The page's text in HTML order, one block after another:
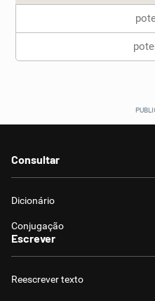
Consultar
Dicionário
Conjugação
Escrever
Reescrever texto